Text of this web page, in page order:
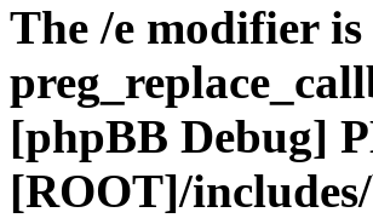
The /e modifier
[phpBB Debug]
[ROOT]/